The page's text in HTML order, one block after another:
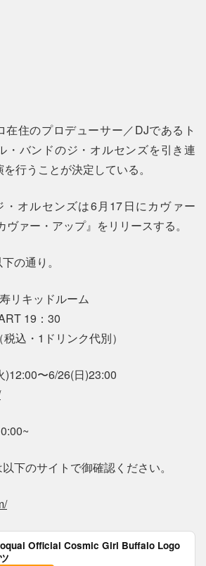
在住のプロデューサー／DJであるト
・バンドのジ・オルセンズを引き連
行うことが決定している。
・オルセンズは6月17日にカヴァー
ァー・アップ』をリリースする。
の通り。
リキッドルーム
19：30
込・1ドリンク代別）
)12:00〜6/26(日)23:00
下のサイトで御確認ください。
Official Cosmic Girl Buffalo Logo